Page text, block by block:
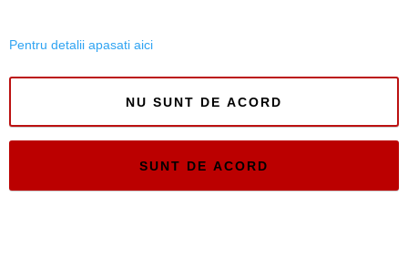
Pentru detalii apasati aici
NU SUNT DE ACORD
SUNT DE ACORD